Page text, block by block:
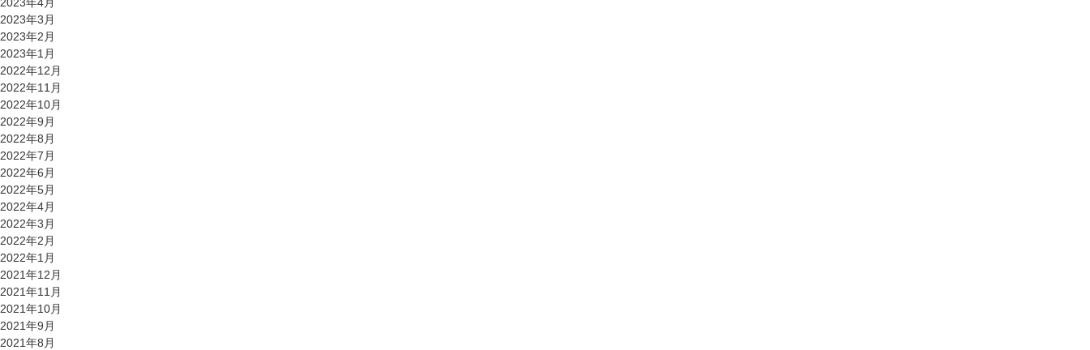
2023年3月
2023年2月
2023年1月
2022年12月
2022年11月
2022年10月
2022年9月
2022年8月
2022年7月
2022年6月
2022年5月
2022年4月
2022年3月
2022年2月
2022年1月
2021年12月
2021年11月
2021年10月
2021年9月
2021年8月